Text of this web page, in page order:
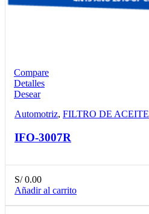
Compare
Detalles
Desear
Automotriz, FILTRO DE ACEITE
IFO-3007R
S/0.00
Añadir al carrito